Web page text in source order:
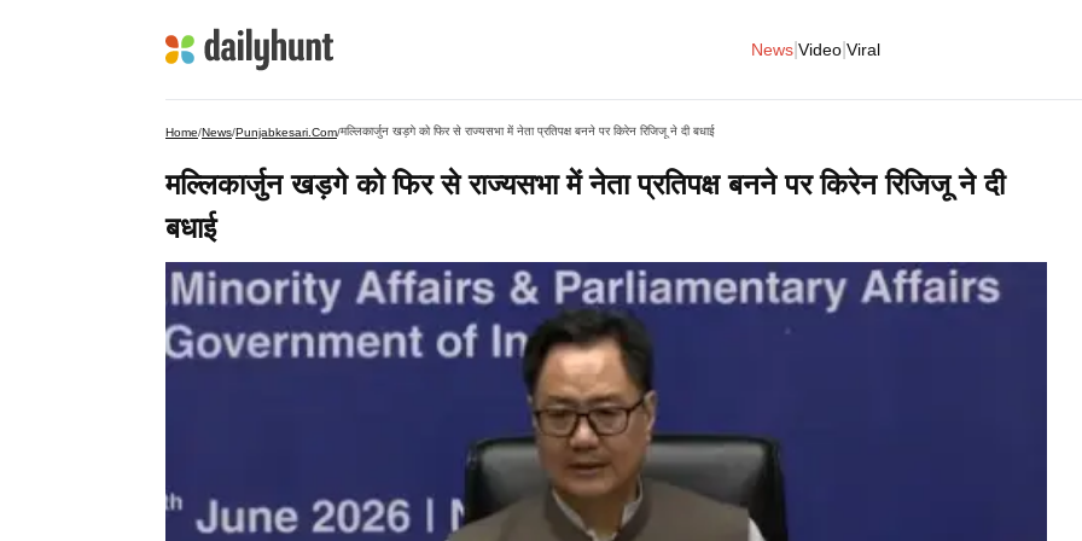
News Video Viral
Home/News/Punjabkesari.com/मल्लिकार्जुन खड़गे को फिर से राज्यसभा में नेता प्रतिपक्ष बनने पर किरेन रिजिजू ने दी बधाई
मल्लिकार्जुन खड़गे को फिर से राज्यसभा में नेता प्रतिपक्ष बनने पर किरेन रिजिजू ने दी
बधाई